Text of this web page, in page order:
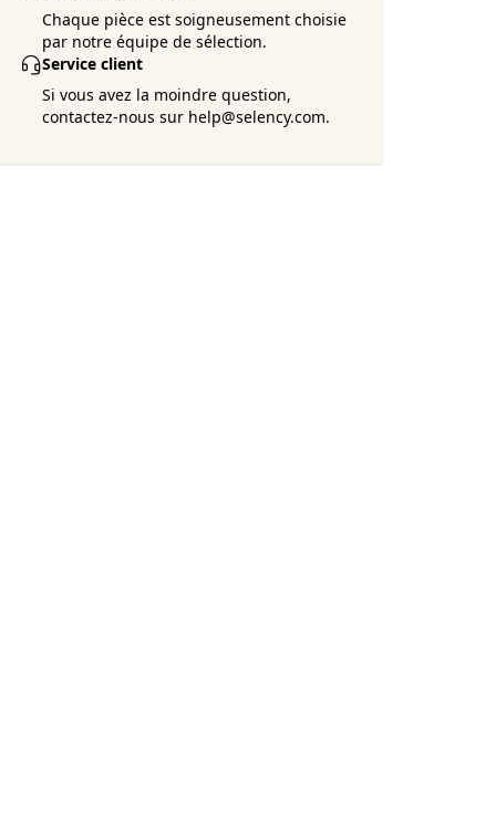
Chaque pièce est soigneusement choisie
par notre équipe de sélection.
Service client
Si vous avez la moindre question,
contactez-nous sur help@selency.com.